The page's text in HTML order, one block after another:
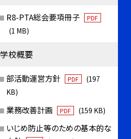
R8-PTA総会要項冊子 PDF
(1 MB)
学校概要
部活動運営方針 PDF
(197
KB)
業務改善計画 PDF (159 KB)
いじめ防止等のための基本的な